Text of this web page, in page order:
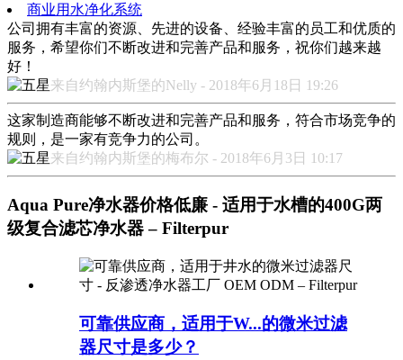
商业用水净化系统
公司拥有丰富的资源、先进的设备、经验丰富的员工和优质的
服务，希望你们不断改进和完善产品和服务，祝你们越来越
好！
来自约翰内斯堡的Nelly - 2018年6月18日 19:26
这家制造商能够不断改进和完善产品和服务，符合市场竞争的
规则，是一家有竞争力的公司。
来自约翰内斯堡的梅布尔 - 2018年6月3日 10:17
Aqua Pure净水器价格低廉 - 适用于水槽的400G两
级复合滤芯净水器 – Filterpur
可靠供应商，适用于W...的微米过滤
器尺寸是多少？